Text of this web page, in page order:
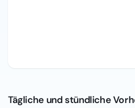
Tägliche und stündliche